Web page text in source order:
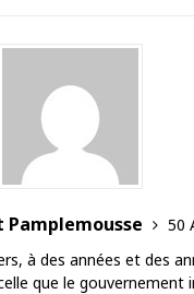
Pamplemousse
50
à des années et des
que le gouvernement